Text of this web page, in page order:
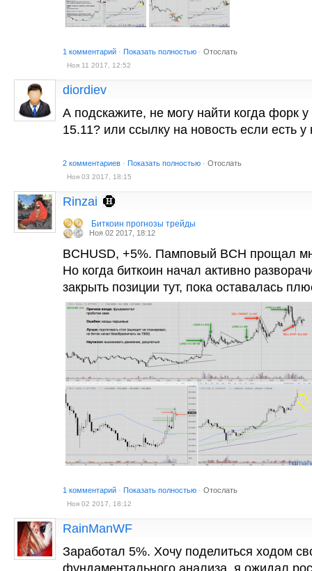
1 комментарий · Показать полностью · Отослать
Ноя 11 2017, 12:52
diordiev
А подскажите, не могу найти когда форк
15.11? или ссылку на новость если есть у
2 комментариев · Показать полностью · Отослать
Ноя 03 2017, 18:15
Rinzai
Биткоин прогнозы трейды
Ноя 02 2017, 18:12
BCHUSD, +5%. Памповый BCH прощал
Но когда биткоин начал активно
закрыть позиции тут, пока оставалась
1 комментарий · Показать полностью · Отослать
Ноя 02 2017, 18:12
RainManWF
Заработал 5%. Хочу поделиться ходом
фундаментального анализа, я ожидал